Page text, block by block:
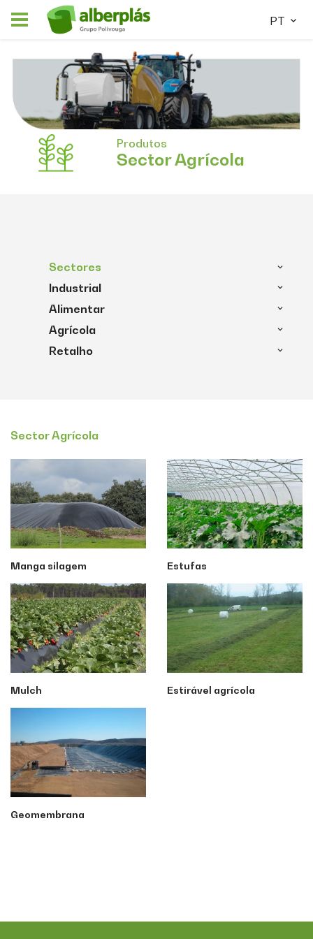
PT
Produtos
SectorAgrícola
Sectores
Industrial
Alimentar
Agrícola
Retalho
Sector Agrícola
Manga silagem Estufas
Mulch Estirável agrícola
Geomembrana